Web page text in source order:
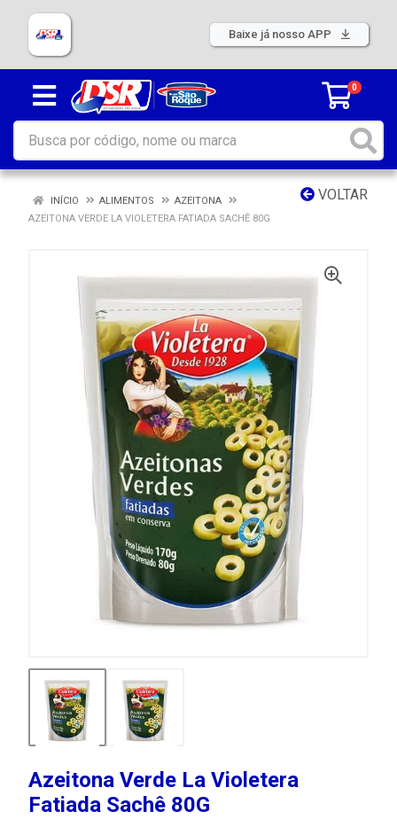
Baixe já nosso APP
0
VOLTAR
INÍCIO ALIMENTOS
AZEITONA
AZEITONA VERDE LA VIOLETERA FATIADA SACHÊ 80G
Azeitona Verde La Violetera
Fatiada Sachê 80G